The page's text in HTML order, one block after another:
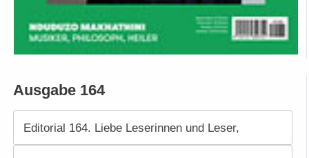
Ausgabe 164
Editorial 164. Liebe Leserinnen und Leser,